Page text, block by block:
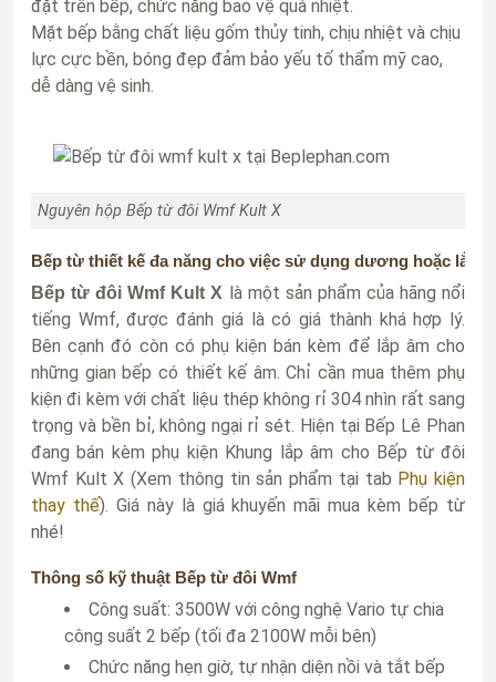
đặt trên bếp, chức năng bảo vệ quá nhiệt.
Mặt bếp bằng chất liệu gốm thủy tinh, chịu nhiệt và chịu
lực cực bền, bóng đẹp đảm bảo yếu tố thẩm mỹ cao,
dễ dàng vệ sinh.
Nguyên hộp Bếp từ đôi Wmf Kult X
Bếp từ thiết kế đa năng cho việc sử dụng dương hoặc lắp
Bếp từ đôi Wmf Kult X là một sản phẩm của hãng nổi
tiếng Wmf, được đánh giá là có giá thành khá hợp lý.
Bên cạnh đó còn có phụ kiện bán kèm để lắp âm cho
những gian bếp có thiết kế âm. Chỉ cần mua thêm phụ
kiện đi kèm với chất liệu thép không rỉ 304 nhìn rất sang
trọng và bền bỉ, không ngại rỉ sét. Hiện tại Bếp Lê Phan
đang bán kèm phụ kiện Khung lắp âm cho Bếp từ đôi
Wmf Kult X (Xem thông tin sản phẩm tại tab Phụ kiện
thay thế). Giá này là giá khuyến mãi mua kèm bếp từ
nhé!
Thông số kỹ thuật Bếp từ đôi Wmf
Công suất: 3500W với công nghệ Vario tự chia
công suất 2 bếp (tối đa 2100W mỗi bên)
Chức năng hẹn giờ, tự nhận diện nồi và tắt bếp